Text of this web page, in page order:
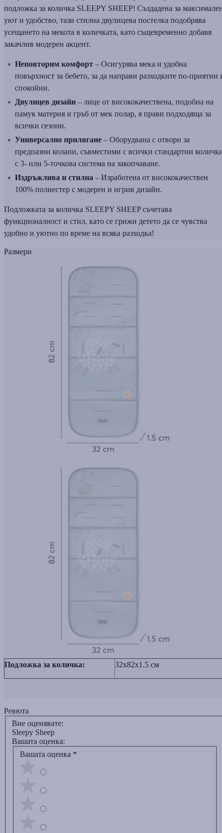
подложка за количка SLEEPY SHEEP! Създадена за
уют и удобство, тази стилна двулицева постелка подобрява
усещането на мекота в количката, като същевременно добавя
закачлив модерен акцент.
Неповторим комфорт – Осигурява мека и удобна
повърхност за бебето, за да направи разходките по-приятни
спокойни.
Двулицев дизайн – лице от висококачествена, подобна на
памук материя и гръб от мек полар, я прави подходяща за
всички сезони.
Универсално прилягане – Оборудвана с отвори за
предпазни колани, съвместими с всички стандартни
с 3- или 5-точкова система на закопчаване.
Издръжлива и стилна – Изработена от висококачествен
100% полиестер с модерен и игрив дизайн.
Подложката за количка SLEEPY SHEEP съчетава
функционалност и стил, като се грижи детето да се чувства
удобно и уютно по време на всяка разходка!
Размери
Подложка за количка: 32x82x1.5 см
Ревюта
Вие оценявате:
Sleepy Sheep
Вашата оценка:
Вашата оценка *